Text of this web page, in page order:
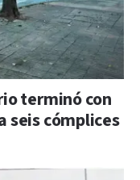
terminó con
seis cómplices